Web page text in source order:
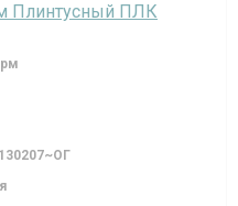
Плинтусный ПЛК